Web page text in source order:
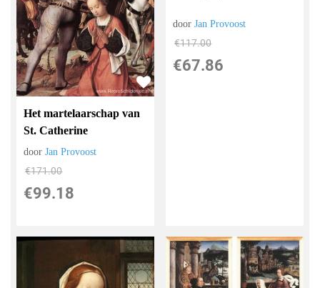
Het martelaarschap van
St. Catherine
doorJan Provoost
€171.00
€99.18
doorJan Provoost
€117.00
€67.86